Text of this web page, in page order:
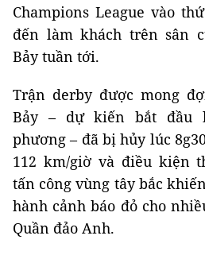
Champions League vào
đến làm khách trên sân
Bảy tuần tới.
Trận derby được mong
Bảy – dự kiến ​​bắt đầu
phương – đã bị hủy lúc
112 km/giờ và điều kiện
tấn công vùng tây bắc
hành cảnh báo đỏ cho
Quần đảo Anh.